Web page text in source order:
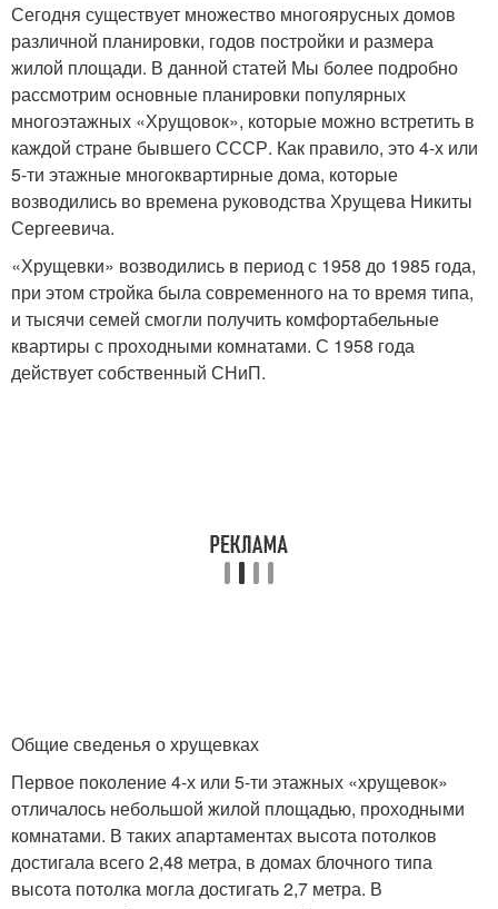
Сегодня существует множество многоярусных домов
различной планировки, годов постройки и размера
жилой площади. В данной статей Мы более подробно
рассмотрим основные планировки популярных
многоэтажных «Хрущовок», которые можно встретить в
каждой стране бывшего СССР. Как правило, это 4-х или
5-ти этажные многоквартирные дома, которые
возводились во времена руководства Хрущева Никиты
Сергеевича.
«Хрущевки» возводились в период с 1958 до 1985 года,
при этом стройка была современного на то время типа,
и тысячи семей смогли получить комфортабельные
квартиры с проходными комнатами. С 1958 года
действует собственный СНиП.
Общие сведенья о хрущевках
Первое поколение 4-х или 5-ти этажных «хрущевок»
отличалось небольшой жилой площадью, проходными
комнатами. В таких апартаментах высота потолков
достигала всего 2,48 метра, в домах блочного типа
высота потолка могла достигать 2,7 метра. В